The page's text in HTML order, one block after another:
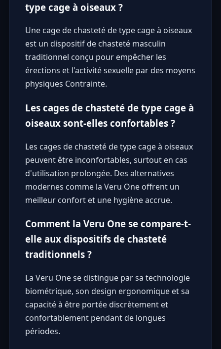
type cage à oiseaux ?
Une cage de chasteté de type cage à oiseaux
est un dispositif de chasteté masculin
traditionnel conçu pour empêcher les
érections et l'activité sexuelle par des moyens
physiques Contrainte.
Les cages de chasteté de type cage à
oiseaux sont-elles confortables ?
Les cages de chasteté de type cage à oiseaux
peuvent être inconfortables, surtout en cas
d'utilisation prolongée. Des alternatives
modernes comme la Veru One offrent un
meilleur confort et une hygiène accrue.
Comment la Veru One se compare-t-
elle aux dispositifs de chasteté
traditionnels ?
La Veru One se distingue par sa technologie
biométrique, son design ergonomique et sa
capacité à être portée discrètement et
confortablement pendant de longues
périodes.